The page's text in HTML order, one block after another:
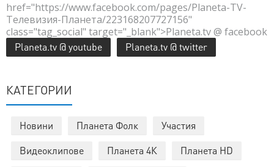
href="https://www.facebook.com/pages/Planeta-TV-
Телевизия-Планета/223168207727156"
class="tag_social" target="_blank">Planeta.tv @ facebook
Planeta.tv @ youtube Planeta.tv @ twitter
КАТЕГОРИИ
Новини Планета Фолк
Участия
Видеоклипове
Планета 4К
Планета HD